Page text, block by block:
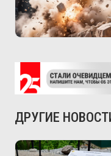
ДРУГИЕ